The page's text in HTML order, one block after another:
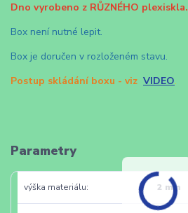
Dno vyrobeno z RŮZNÉHO plexiskla.
Box není nutné lepit.
Box je doručen v rozloženém stavu.
Postup skládání boxu - viz VIDEO.
Parametry
výška materiálu 2 mm